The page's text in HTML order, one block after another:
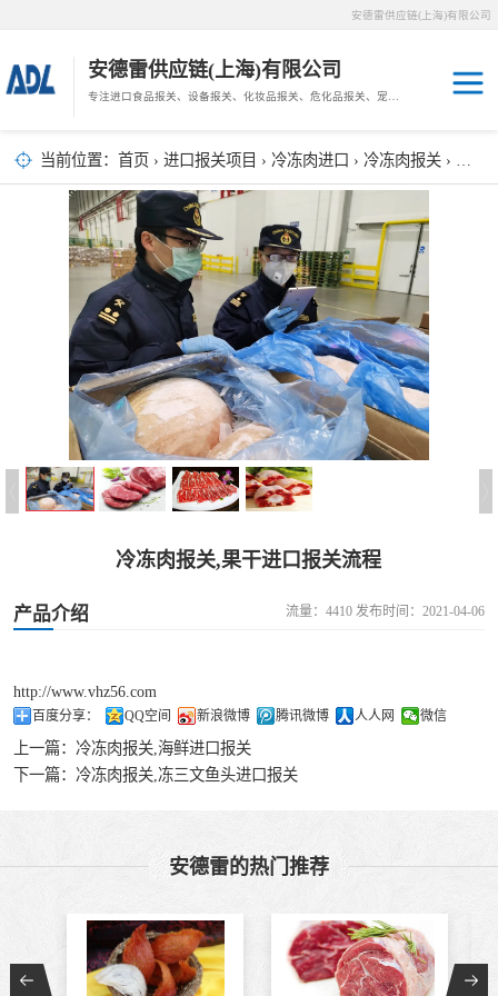
安德雷供应链(上海)有限公司
安德雷供应链(上海)有限公司
当前位置： 首页 › 进口报关项目 › 冷冻肉进口 › 冷冻肉报关 › 冷冻肉报关,果干进口报关流程
冷冻肉报关,果干进口报关流程
产品介绍 流量：4410 发布时间：2021-04-06
http://www.vhz56.com
百度分享： QQ空间 新浪微博 腾讯微博 人人网 微信
上一篇： 冷冻肉报关,海鲜进口报关
下一篇： 冷冻肉报关,冻三文鱼头进口报关
安德雷的热门推荐
其他报关
海鲜进口
冷冻肉进口
进口手续
宠物粮进口
危化品进口
化妆品进口
木材报关
汽车/游艇报关